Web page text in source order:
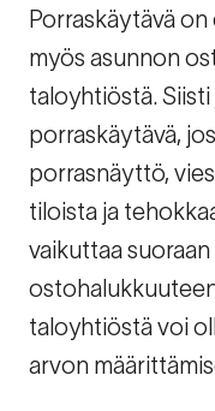
Porraskäytävä on
myös asunnon
taloyhtiöstä. Siisti
porraskäytävä,
porrasnäyttö,
tiloista ja
vaikuttaa
taloyhtiöstä voi
arvon